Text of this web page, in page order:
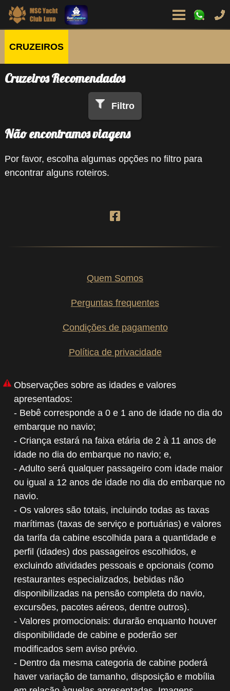
CRUZEIROS
Cruzeiros Recomendados
Filtro
Não encontramos viagens
Por favor, escolha algumas opções no filtro para
encontrar alguns roteiros.
Quem Somos
Perguntas frequentes
Condições de pagamento
Política de privacidade
Observações sobre as idades e valores
apresentados:
- Bebê corresponde a 0 e 1 ano de idade no dia do
embarque no navio;
- Criança estará na faixa etária de 2 à 11 anos de
idade no dia do embarque no navio; e,
- Adulto será qualquer passageiro com idade maior
ou igual a 12 anos de idade no dia do embarque no
navio.
- Os valores são totais, incluindo todas as taxas
marítimas (taxas de serviço e portuárias) e valores
da tarifa da cabine escolhida para a quantidade e
perfil (idades) dos passageiros escolhidos, e
excluindo atividades pessoais e opcionais (como
restaurantes especializados, bebidas não
disponibilizadas na pensão completa do navio,
excursões, pacotes aéreos, dentre outros).
- Valores promocionais: durarão enquanto houver
disponibilidade de cabine e poderão ser
modificados sem aviso prévio.
- Dentro da mesma categoria de cabine poderá
haver variação de tamanho, disposição e mobília